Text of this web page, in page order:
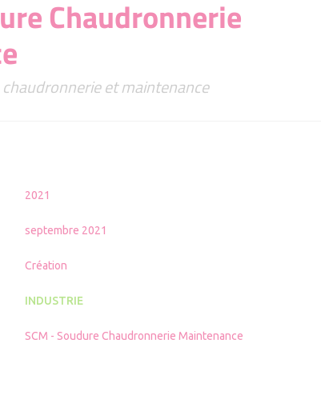
Chaudronnerie
et maintenance
2021
septembre 2021
Création
INDUSTRIE
SCM - Soudure Chaudronnerie Maintenance